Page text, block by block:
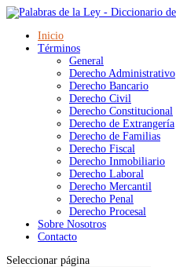
Inicio
Términos
General
Derecho Administrativo
Derecho Bancario
Derecho Civil
Derecho Constitucional
Derecho de Extrangería
Derecho de Familias
Derecho Fiscal
Derecho Inmobiliario
Derecho Laboral
Derecho Mercantil
Derecho Penal
Derecho Procesal
Sobre Nosotros
Contacto
Seleccionar página